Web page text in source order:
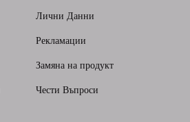
Лични Данни
Рекламации
Замяна на продукт
Чести Въпроси